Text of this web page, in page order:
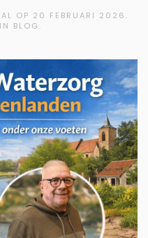
OP 20 FEBRUARI 2026 .
BLOG.